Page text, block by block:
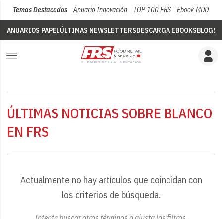
Temas Destacados Anuario Innovación TOP 100 FRS Ebook MDD
ANUARIOS PAPELÚLTIMAS NEWSLETTERSDESCARGA EBOOKSBLOGS
ÚLTIMAS NOTICIAS SOBRE BLANCO
EN FRS
Actualmente no hay artículos que coincidan con
los criterios de búsqueda.